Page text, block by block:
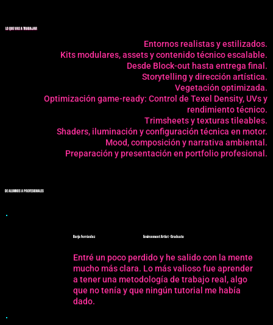
LO QUE VAS A TRABAJAR
Entornos realistas y estilizados.
Kits modulares, assets y contenido técnico escalable.
Desde Block-out hasta entrega final.
Storytelling y dirección artística.
Vegetación optimizada.
Optimización game-ready: Control de Texel Density, UVs y
rendimiento técnico.
Trimsheets y texturas tileables.
Shaders, iluminación y configuración técnica en motor.
Mood, composición y narrativa ambiental.
Preparación y presentación en portfolio profesional.
Borja Ferrández Environment Artist · Graduate
Entré un poco perdido y he salido con la mente
mucho más clara. Lo más valioso fue aprender
a tener una metodología de trabajo real, algo
que no tenía y que ningún tutorial me había
dado.
DE ALUMNOS A PROFESIONALES